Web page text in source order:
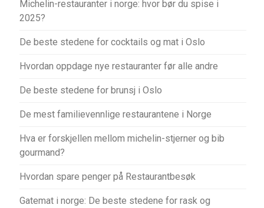
Michelin-restauranter i norge: hvor bør du spise i
2025?
De beste stedene for cocktails og mat i Oslo
Hvordan oppdage nye restauranter før alle andre
De beste stedene for brunsj i Oslo
De mest familievennlige restaurantene i Norge
Hva er forskjellen mellom michelin-stjerner og bib
gourmand?
Hvordan spare penger på Restaurantbesøk
Gatemat i norge: De beste stedene for rask og